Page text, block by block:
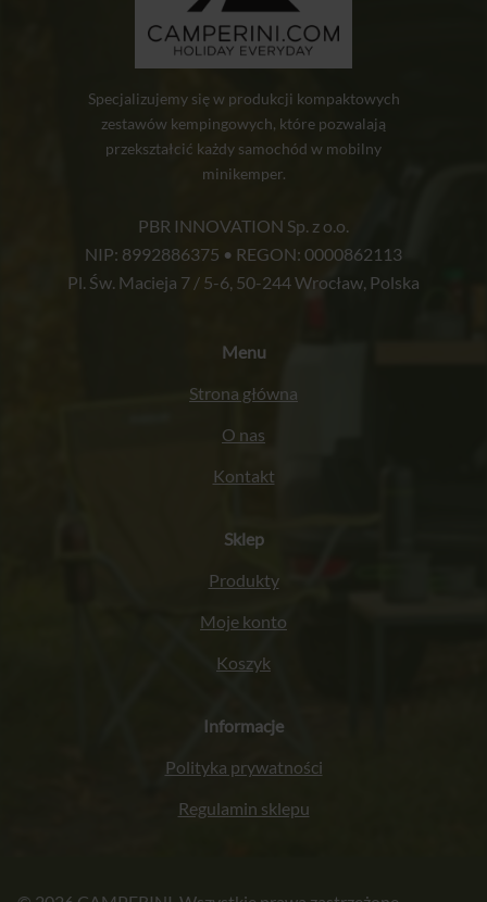
Specjalizujemy się w produkcji kompaktowych
zestawów kempingowych, które pozwalają
przekształcić każdy samochód w mobilny
minikemper.
PBR INNOVATION Sp. z o.o.
NIP: 8992886375 • REGON: 0000862113
Pl. Św. Macieja 7 / 5-6, 50-244 Wrocław, Polska
Menu
Strona główna
O nas
Kontakt
Sklep
Produkty
Moje konto
Koszyk
Informacje
Polityka prywatności
Regulamin sklepu
Italiano